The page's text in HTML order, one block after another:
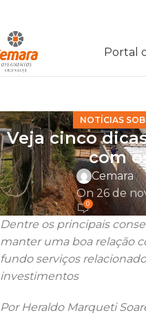
Portal
NOTÍCIAS
Veja cinco
com
Cemara
On 26 de
0
Dentre os principais
manter uma boa relação
fundo serviços
investimentos
Por Heraldo Marqueti